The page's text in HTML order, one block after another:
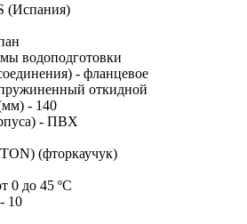
(Испания)
водоподготовки
- фланцевое
откидной
- 140
- ПВХ
(фторкаучук)
0 до 45 ºC
10